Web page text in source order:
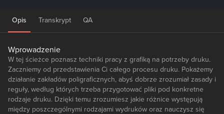
Opis Transkrypt QA
Wprowadzenie
W tej ścieżce poznasz techniki pracy z grafiką na potrzeby druku.
Zaczniemy od przedstawienia Ci całego procesu druku. Pokażemy
działanie zakładów poligraficznych, abyś dobrze zrozumiał zasady i
reguły, według których trzeba przygotować pliki pod konkretne
rodzaje druku. Dzięki temu zrozumiesz jakie różnice występują
między poszczególnymi rodzajami wydruków oraz nauczysz się